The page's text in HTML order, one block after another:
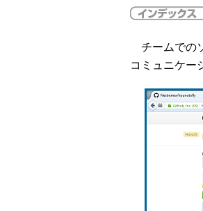
チームでの
コミュニケー